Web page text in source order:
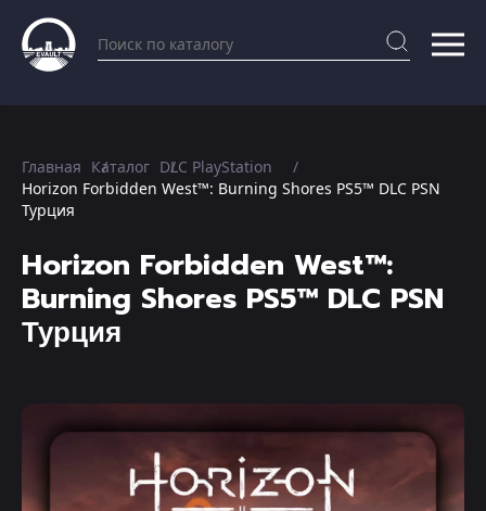
Главная Каталог DLC PlayStation
Horizon Forbidden West™: Burning Shores PS5™ DLC PSN
Турция
Horizon Forbidden West™:
Burning Shores PS5™ DLC PSN
Турция